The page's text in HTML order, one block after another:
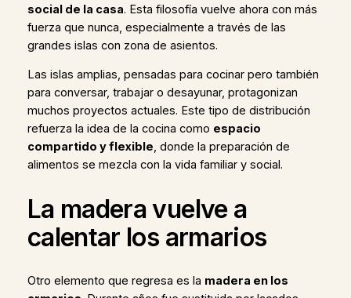
social de la casa. Esta filosofía vuelve ahora con más
fuerza que nunca, especialmente a través de las
grandes islas con zona de asientos.
Las islas amplias, pensadas para cocinar pero también
para conversar, trabajar o desayunar, protagonizan
muchos proyectos actuales. Este tipo de distribución
refuerza la idea de la cocina como espacio
compartido y flexible, donde la preparación de
alimentos se mezcla con la vida familiar y social.
La madera vuelve a
calentar los armarios
Otro elemento que regresa es la madera en los